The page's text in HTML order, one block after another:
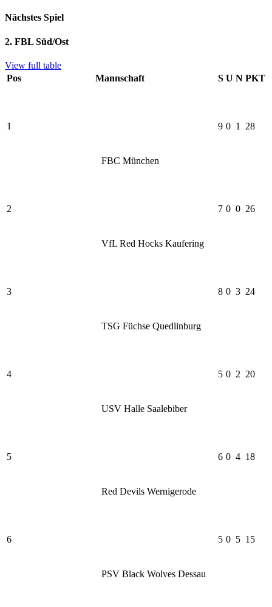
Nächstes Spiel
2. FBL Süd/Ost
View full table
Pos
Mannschaft S U N PKT
1
FBC München
9 0 1 28
2
VfL Red Hocks Kaufering
7 0 0 26
3
TSG Füchse Quedlinburg
8 0 3 24
4
USV Halle Saalebiber
5 0 2 20
5
Red Devils Wernigerode
6 0 4 18
6
PSV Black Wolves Dessau
5 0 5 15